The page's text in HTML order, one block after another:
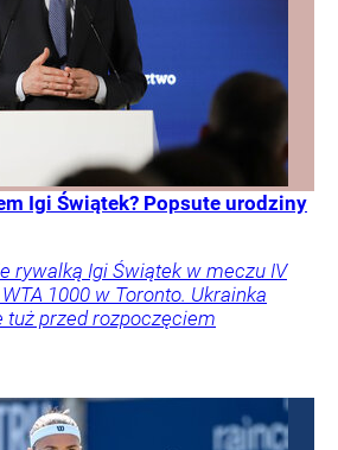
Igi Świątek? Popsute urodziny
rywalką Igi Świątek w meczu IV
1000 w Toronto. Ukrainka
tuż przed rozpoczęciem